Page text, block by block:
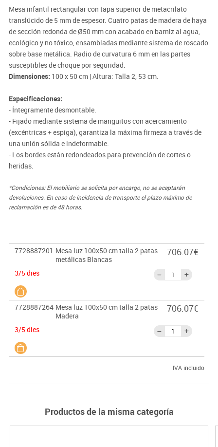
Mesa infantil rectangular con tapa superior de metacrilato
translúcido de 5 mm de espesor. Cuatro patas de madera de haya
de sección redonda de Ø50 mm con acabado en barniz al agua,
ecológico y no tóxico, ensambladas mediante sistema de roscado
sobre base metálica. Radio de curvatura 6 mm en las partes
susceptibles de choque por seguridad.
Dimensiones: 100 x 50 cm | Altura: Talla 2, 53 cm.
Especificaciones:
- Íntegramente desmontable.
- Fijado mediante sistema de manguitos con acercamiento
(excéntricas + espiga), garantiza la máxima firmeza a través de
una unión sólida e indeformable.
- Los bordes están redondeados para prevención de cortes o
heridas.
*Condiciones: El mobiliario se solicita por encargo, no se aceptarán
devoluciones. En caso de incidencia de transporte el plazo máximo de
reclamación es de 48 horas.
7728887201 Mesa luz 100x50 cm talla 2 patas
metálicas Blancas
3/5 dies
706.07€
7728887264 Mesa luz 100x50 cm talla 2 patas
Madera
3/5 dies
706.07€
IVA incluido
Productos de la misma categoría